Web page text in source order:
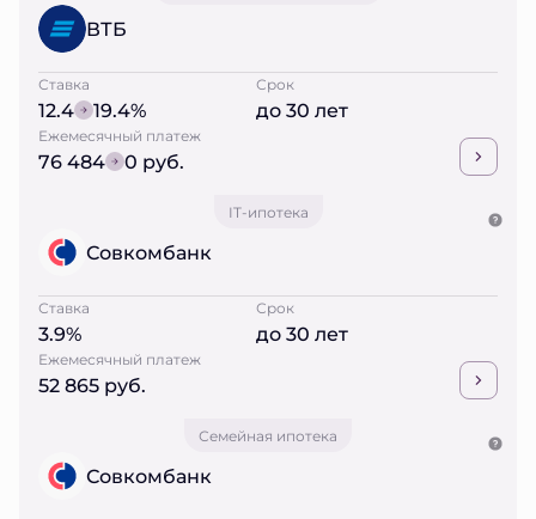
ВТБ
Ставка
12.4 19.4%
Срок
до 30 лет
Ежемесячный платеж
76 484 0 руб.
IT-ипотека
Совкомбанк
Ставка
3.9%
Срок
до 30 лет
Ежемесячный платеж
52 865 руб.
Семейная ипотека
Совкомбанк